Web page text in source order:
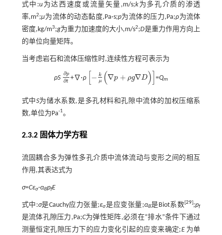
式中:u为达西速度或流量矢量,m/s;k为多孔介质的渗透
率,m2;μ为流体的动态黏度,Pa·s;p为流体的压力,Pa;ρ为流体
密度,kg/m3;g为重力加速度的大小,m/s2;D是重力作用方向上
的单位向量矩阵。
当考虑岩石和流体压缩性时,连续性方程可表示为
ρS
∂p
∂t
∂p∂t
+∇·ρ − k
μ (∇p + ρg∇ D) ]
kμ ∇p + ρg ∇ D) =Qm
式中S为储水系数,是多孔材料和孔隙中流体的加权压缩系
数,单位为Pa-1。
2.3.2 固体力学方程
流固耦合多为弹性多孔介质中流体流动与变形之间的相互
作用,其表达式为
σ=Cεσ-αBpfE
式中:σ是Cauchy应力张量;εσ是应变张量;αB是Biot系数[29];pf
是流体孔隙压力,Pa;C为弹性矩阵,必须在“排水”条件下通过
测量恒定孔隙压力下的应力变化引起的应变来确定;E为单